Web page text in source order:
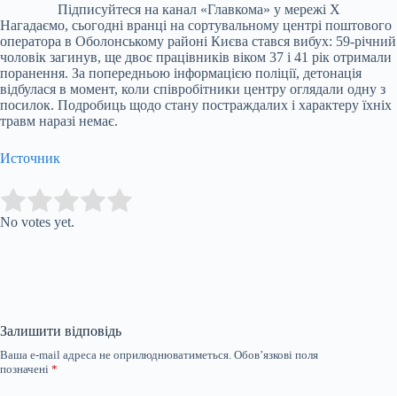
Підписуйтеся на канал «Главкома» у мережі Х
Нагадаємо, сьогодні вранці на сортувальному центрі поштового
оператора в Оболонському районі Києва стався вибух: 59-річний
чоловік загинув, ще двоє працівників віком 37 і 41 рік отримали
поранення. За попередньою інформацією поліції, детонація
відбулася в момент, коли співробітники центру оглядали одну з
посилок. Подробиць щодо стану постраждалих і характеру їхніх
травм наразі немає.
Источник
Rate this item:
No votes yet.
Залишити відповідь
Ваша e-mail адреса не оприлюднюватиметься. Обов’язкові поля
позначені *